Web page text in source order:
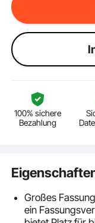
100% sichere
Bezahlung
Großes
ein